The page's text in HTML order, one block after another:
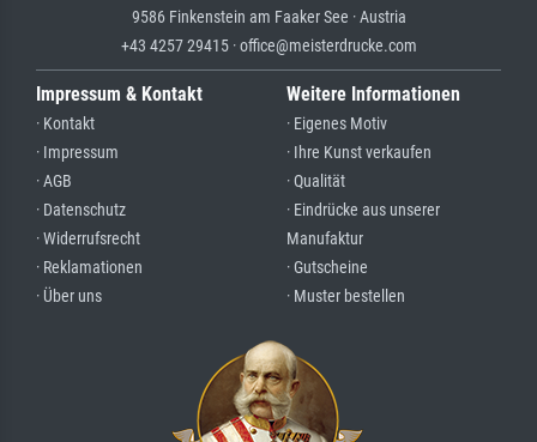
9586 Finkenstein am Faaker See · Austria
+43 4257 29415 · office@meisterdrucke.com
Impressum & Kontakt
· Kontakt
· Impressum
· AGB
· Datenschutz
· Widerrufsrecht
· Reklamationen
· Über uns
Weitere Informationen
· Eigenes Motiv
· Ihre Kunst verkaufen
· Qualität
· Eindrücke aus unserer
Manufaktur
· Gutscheine
· Muster bestellen